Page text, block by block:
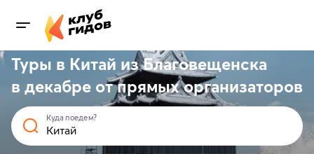
Туры в Китай из Благовещенска
в декабре отпрямыхорганизаторов
Куда поедем?